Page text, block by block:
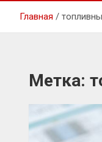
Главная
Метка: